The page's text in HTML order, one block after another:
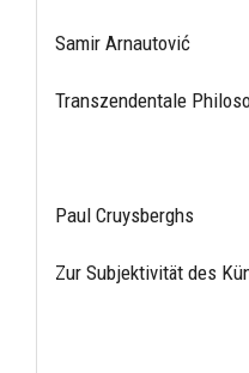
Samir Arnautović
Transzendentale
Paul Cruysberghs
Zur Subjektivität des